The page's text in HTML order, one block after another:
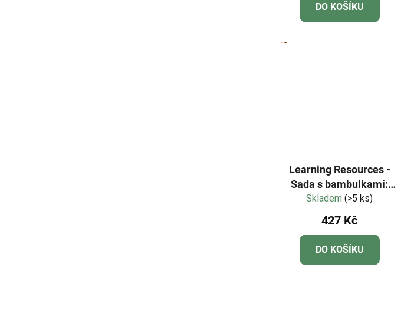
DO KOŠÍKU
Learning Resources -
Sada s bambulkami:
Oblékání zvířat
Skladem(>5 ks)
427 Kč
DO KOŠÍKU